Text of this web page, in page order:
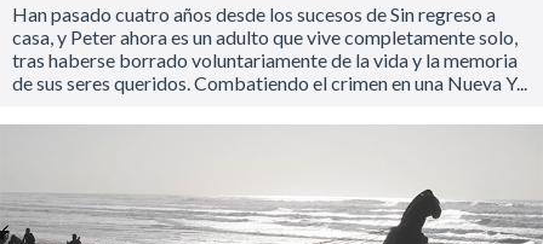
Han pasado cuatro años desde los sucesos de Sin regreso a
casa, y Peter ahora es un adulto que vive completamente solo,
tras haberse borrado voluntariamente de la vida y la memoria
de sus seres queridos. Combatiendo el crimen en una Nueva Y...